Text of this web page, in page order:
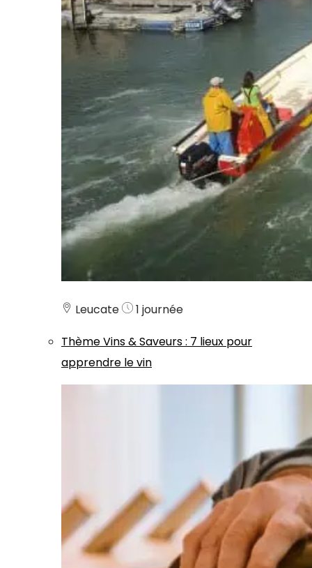
Leucate
1 journée
ThèmeVins & Saveurs: 7 lieux pour
apprendre le vin